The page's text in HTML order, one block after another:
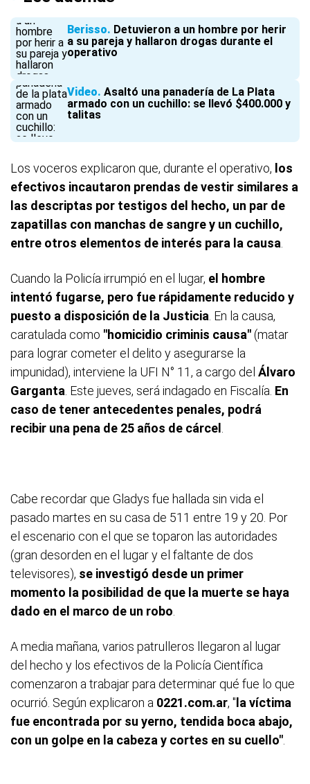
Berisso Detuvieron a un hombre por herir
a su pareja y hallaron drogas durante el
operativo
Video Asaltó una panadería de La Plata
armado con un cuchillo: se llevó $400.000 y
talitas
Los voceros explicaron que, durante el operativo, los
efectivos incautaron prendas de vestir similares a
las descriptas por testigos del hecho, un par de
zapatillas con manchas de sangre y un cuchillo,
entre otros elementos de interés para la causa
Cuando la Policía irrumpió en el lugar, el hombre
intentó fugarse, pero fue rápidamente reducido y
puesto a disposición de la Justicia . En la causa,
caratulada como "homicidio criminis causa" (matar
para lograr cometer el delito y asegurarse la
impunidad), interviene la UFI N° 11, a cargo del Álvaro
Garganta . Este jueves, será indagado en Fiscalía. En
caso de tener antecedentes penales, podrá
recibir una pena de 25 años de cárcel
Cabe recordar que Gladys fue hallada sin vida el
pasado martes en su casa de 511 entre 19 y 20. Por
el escenario con el que se toparon las autoridades
(gran desorden en el lugar y el faltante de dos
televisores), se investigó desde un primer
momento la posibilidad de que la muerte se haya
dado en el marco de un robo
A media mañana, varios patrulleros llegaron al lugar
del hecho y los efectivos de la Policía Científica
comenzaron a trabajar para determinar qué fue lo que
ocurrió. Según explicaron a 0221.com.ar, " la víctima
fue encontrada por su yerno, tendida boca abajo,
con un golpe en la cabeza y cortes en su cuello"